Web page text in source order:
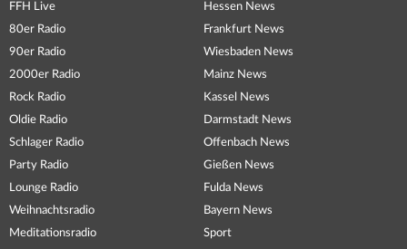
FFH Live
80er Radio
90er Radio
2000er Radio
Rock Radio
Oldie Radio
Schlager Radio
Party Radio
Lounge Radio
Weihnachtsradio
Meditationsradio
Hessen News
Frankfurt News
Wiesbaden News
Mainz News
Kassel News
Darmstadt News
Offenbach News
Gießen News
Fulda News
Bayern News
Sport